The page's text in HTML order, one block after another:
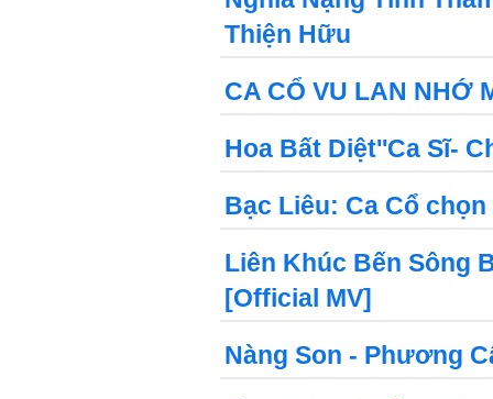
Thiện Hữu
CA CỔ VU LAN NHỚ
Hoa Bất Diệt''Ca Sĩ-
Bạc Liêu: Ca Cổ
Liên Khúc Bến Sông
[Official MV]
Nàng Son - Phương